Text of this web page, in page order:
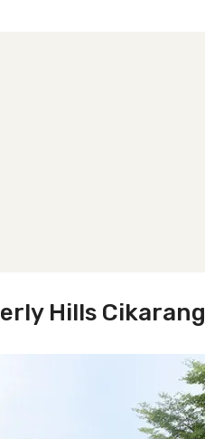
Hills Cikarang